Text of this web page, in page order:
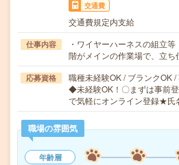
交通費
交通費規定内支給
仕事内容
・ワイヤーハーネスの組立
階がメインの作業場で、立
応募資格
職種未経験OK / ブランクOK
◆未経験OK！〇まずは事前
で気軽にオンライン登録★
職場の雰囲気
年齢層